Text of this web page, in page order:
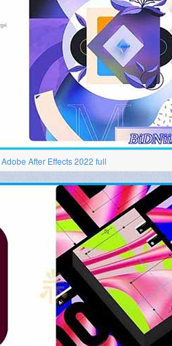
Adobe After Effects 2022 full